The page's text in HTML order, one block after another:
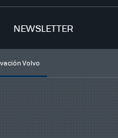
NEWSLETTER
Volvo